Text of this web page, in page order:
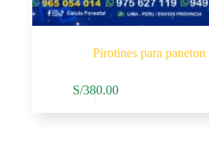
Pirotines para
S/380.00